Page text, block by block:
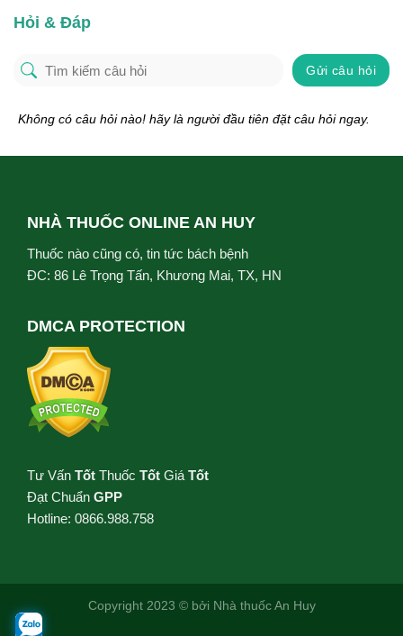
Hỏi & Đáp
Gửi câu hỏi
Không có câu hỏi nào! hãy là người đầu tiên đặt câu hỏi ngay.
NHÀ THUỐC ONLINE AN HUY
Thuốc nào cũng có, tin tức bách bệnh
ĐC: 86 Lê Trọng Tấn, Khương Mai, TX, HN
DMCA PROTECTION
Tư Vấn Tốt Thuốc Tốt Giá Tốt
Đạt Chuẩn GPP
Hotline: 0866.988.758
Copyright 2023 © bởi Nhà thuốc An Huy